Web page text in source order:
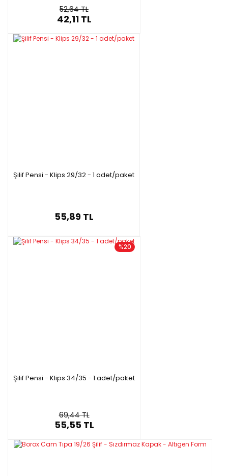
52,64 TL
42,11 TL
Şilif Pensi - Klips 29/32 - 1 adet/paket
55,89 TL
%20
Şilif Pensi - Klips 34/35 - 1 adet/paket
69,44 TL
55,55 TL